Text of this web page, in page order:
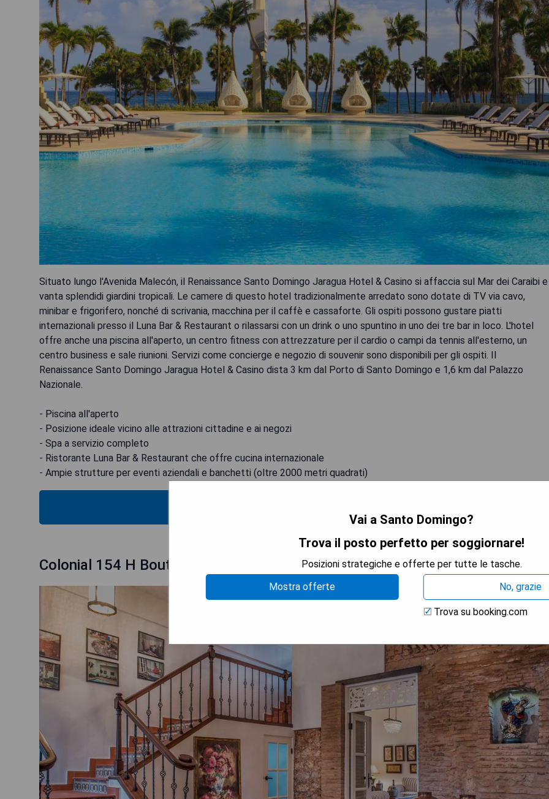
Situato lungo l'Avenida Malecón, il Renaissance Santo Domingo Jaragua Hotel & Casino si affaccia sul Mar dei Caraibi e
vanta splendidi giardini tropicali. Le camere di questo hotel tradizionalmente arredato sono dotate di TV via cavo,
minibar e frigorifero, nonché di scrivania, macchina per il caffè e cassaforte. Gli ospiti possono gustare piatti
internazionali presso il Luna Bar & Restaurant o rilassarsi con un drink o uno spuntino in uno dei tre bar in loco. L'hotel
offre anche una piscina all'aperto, un centro fitness con attrezzature per il cardio o campi da tennis all'esterno, un
centro business e sale riunioni. Servizi come concierge e negozio di souvenir sono disponibili per gli ospiti. Il
Renaissance Santo Domingo Jaragua Hotel & Casino dista 3 km dal Porto di Santo Domingo e 1,6 km dal Palazzo
Nazionale.
- Piscina all'aperto
- Posizione ideale vicino alle attrazioni cittadine e ai negozi
- Spa a servizio completo
- Ristorante Luna Bar & Restaurant che offre cucina internazionale
- Ampie strutture per eventi aziendali e banchetti (oltre 2000 metri quadrati)
Colonial 154 H Boutique
Vai a Santo Domingo?
Trova il posto perfetto per soggiornare!
Posizioni strategiche e offerte per tutte le tasche.
Mostra offerte
No, grazie
Trova su booking.com